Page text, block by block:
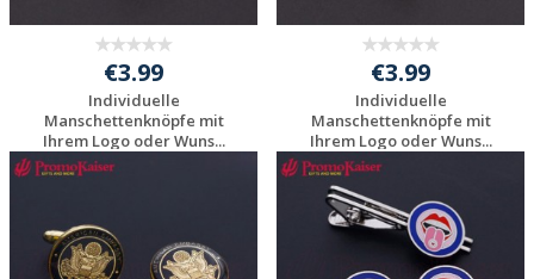
€3.99
Individuelle
Manschettenknöpfe mit
Ihrem Logo oder Wuns...
Individuelle
anfragen
€3.99
Individuelle
Manschettenknöpfe mit
Ihrem Logo oder Wuns...
Individuelle
Werbeartikel
anfragen